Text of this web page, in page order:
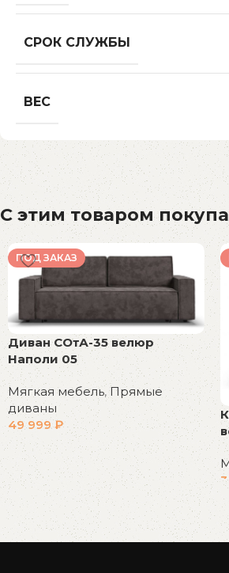
СРОК СЛУЖБЫ
ВЕС
С этим товаром
ПОД ЗАКАЗ
Диван СОтА-35 велюр
Наполи 05
Мягкая мебель,Прямые
диваны
49 999₽
В корзину
Read More